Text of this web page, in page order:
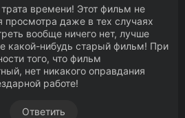
трата времени! Этот фильм не
просмотра даже в тех случаях
вообще ничего нет, лучше
какой-нибудь старый фильм! При
того, что фильм
нет никакого оправдания
работе!
Ответить